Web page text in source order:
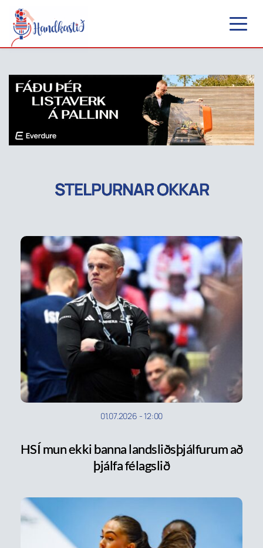
STELPURNAR OKKAR
01.07.2026 -12:00
HSÍ mun ekki banna landsliðsþjálfurum að
þjálfa félagslið